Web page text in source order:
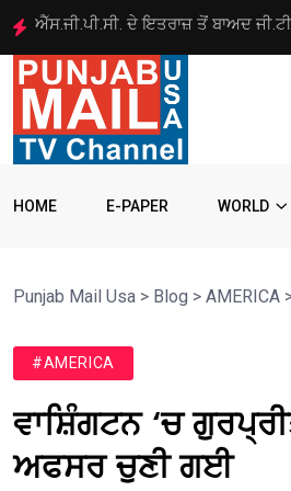
ਕੈਲੀਫੋਰਨੀਆ ‘ਚ ਪੰਜਾਬ ਨੌਜਵਾਨ ਦੀ ਗੋਲੀ
HOME E-PAPER WORLD
Punjab Mail Usa > Blog > AMERICA
#AMERICA
ਵਾਸ਼ਿੰਗਟਨ ‘ਚ
ਅਫਸਰ ਚੁਣੀ ਗਈ